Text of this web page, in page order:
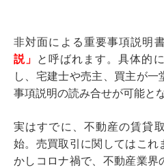
非対面による重要事項説明
説」
と呼ばれます。具体的
し、宅建士や売主、買主が
事項説明の読み合せが可能と
実はすでに、不動産の賃貸
始。売買取引に関してはこれ
かしコロナ禍で、不動産業界